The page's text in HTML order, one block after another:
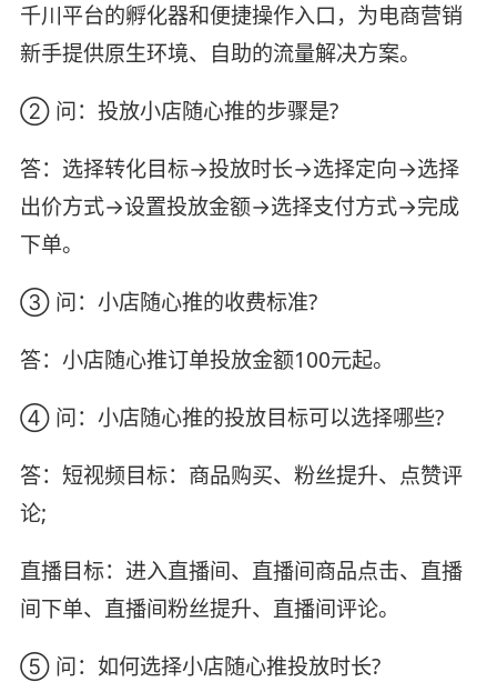
千川平台的孵化器和便捷操作入口，为电商营销
新手提供原生环境、自助的流量解决方案。
② 问：投放小店随心推的步骤是?
答：选择转化目标→投放时长→选择定向→选择
出价方式→设置投放金额→选择支付方式→完成
下单。
③ 问：小店随心推的收费标准?
答：小店随心推订单投放金额100元起。
④ 问：小店随心推的投放目标可以选择哪些?
答：短视频目标：商品购买、粉丝提升、点赞评
论;
直播目标：进入直播间、直播间商品点击、直播
间下单、直播间粉丝提升、直播间评论。
⑤ 问：如何选择小店随心推投放时长?